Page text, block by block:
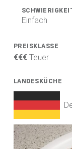
O
Scharfe Rezepte und mehr | Chilirezept.de
Einfach
PREISKLASSE
€€€Teuer
LANDESKÜCHE